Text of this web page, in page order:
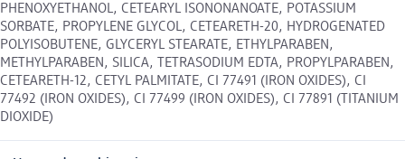
PHENOXYETHANOL, CETEARYL ISONONANOATE, POTASSIUM
SORBATE, PROPYLENE GLYCOL, CETEARETH-20, HYDROGENATED
POLYISOBUTENE, GLYCERYL STEARATE, ETHYLPARABEN,
METHYLPARABEN, SILICA, TETRASODIUM EDTA, PROPYLPARABEN,
CETEARETH-12, CETYL PALMITATE, CI 77491 (IRON OXIDES), CI
77492 (IRON OXIDES), CI 77499 (IRON OXIDES), CI 77891 (TITANIUM
DIOXIDE)